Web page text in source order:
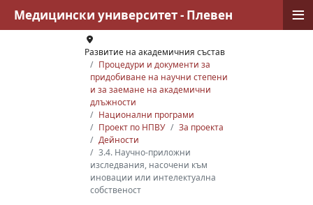
Развитие на академичния състав
Процедури и документи за
придобиване на научни степени
и за заемане на академични
длъжности
Национални програми
Проект по НПВУ
За проекта
Дейности
3.4. Научно-приложни
изследвания, насочени към
иновации или интелектуална
собственост
Медицински университет - Плевен ≡